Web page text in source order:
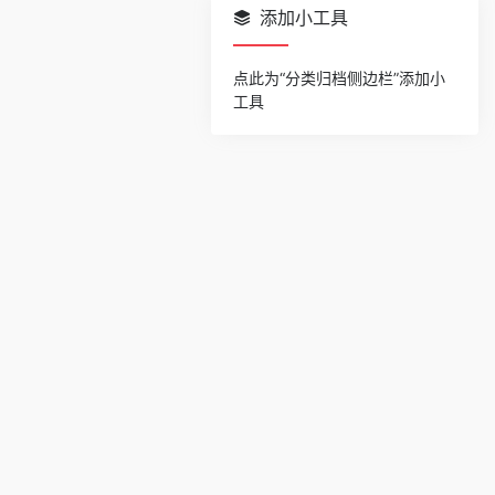
添加小工具
点此为“分类归档侧边栏”添加小
工具